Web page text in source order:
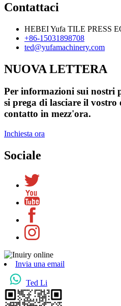
Contattaci
HEBEI Yufa TILE PRESS
+86-15031898708
ted@yufamachinery.com
NUOVA LETTERA
Per informazioni sui nostri
si prega di lasciare il vostro
contatto in mezz'ora.
Inchiesta ora
Sociale
Invia una email
Ted Li